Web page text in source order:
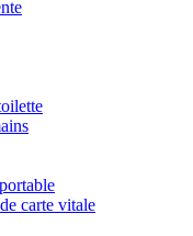
carte vitale